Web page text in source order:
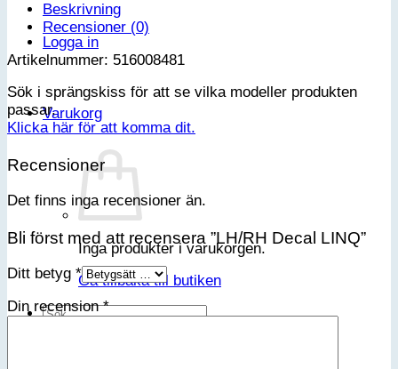
Logga in
Varukorg
Inga produkter i varukorgen.
Gå tillbaka till butiken
Sök
Beskrivning
Recensioner (0)
Artikelnummer: 516008481
Sök i sprängskiss för att se vilka modeller produkten
passar.
Klicka här för att komma dit.
Recensioner
Det finns inga recensioner än.
Bli först med att recensera ”LH/RH Decal LINQ”
Ditt betyg *
Din recension*